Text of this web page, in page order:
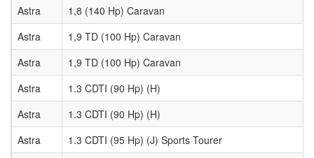
Astra
1,8 (140 Hp) Caravan
Astra
1,9 TD (100 Hp) Caravan
Astra
1,9 TD (100 Hp) Caravan
Astra
1.3 CDTI (90 Hp) (H)
Astra
1.3 CDTI (90 Hp) (H)
Astra
1.3 CDTI (95 Hp) (J) Sports Tourer